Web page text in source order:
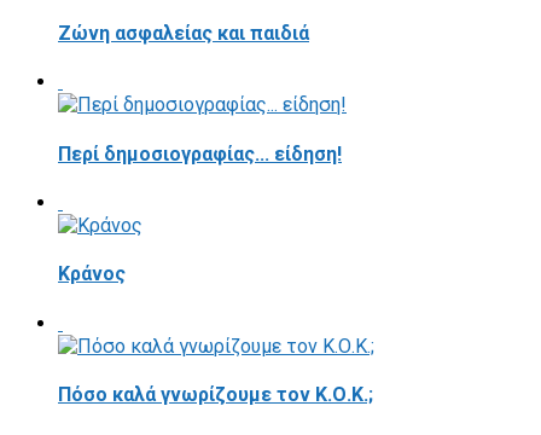
Ζώνη ασφαλείας και παιδιά
Περί δημοσιογραφίας... είδηση!
Κράνος
Πόσο καλά γνωρίζουμε τον Κ.Ο.Κ.;